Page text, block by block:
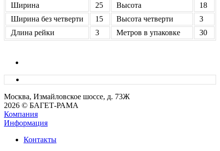
Ширина 25 Высота
18
Ширина без четверти
15 Высота четверти
3
Длина рейки
3 Метров в упаковке 30
Москва, Измайловское шоссе, д. 73Ж
2026 © БАГЕТ-РАМА
Компания
Информация
Контакты